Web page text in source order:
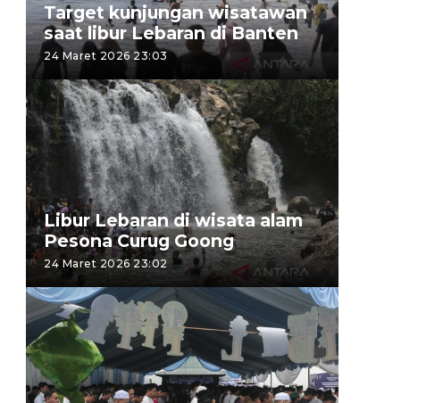
Target kunjungan wisatawan
saat libur Lebaran di Banten
24 Maret 2026 23:03
Libur Lebaran di wisata alam
Pesona Curug Goong
24 Maret 2026 23:02